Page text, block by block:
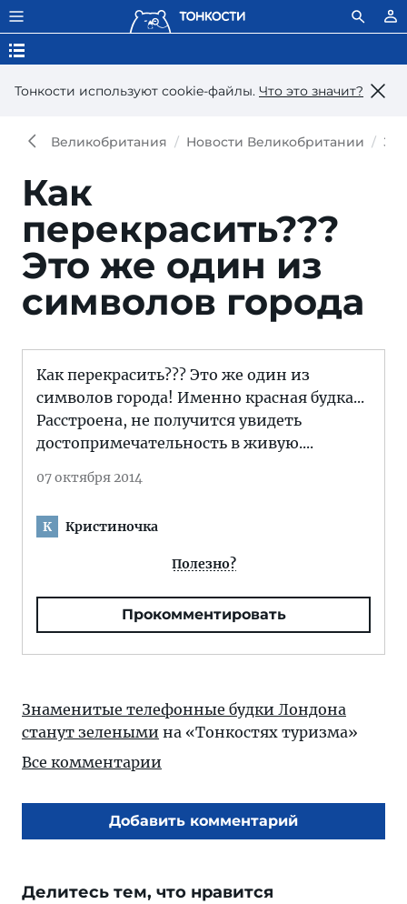
Тонкости используют сookie-файлы. Что это значит?
Великобритания Новости Великобритании
Как
перекрасить???
Это же один из
символов города
Как перекрасить??? Это же один из
символов города! Именно красная будка...
Расстроена, не получится увидеть
достопримечательность в живую....
07 октября 2014
К Кристиночка
Полезно?
Прокомментировать
Знаменитые телефонные будки Лондона
станут зелеными на «Тонкостях туризма»
Все комментарии
Добавить комментарий
Делитесь тем, что нравится